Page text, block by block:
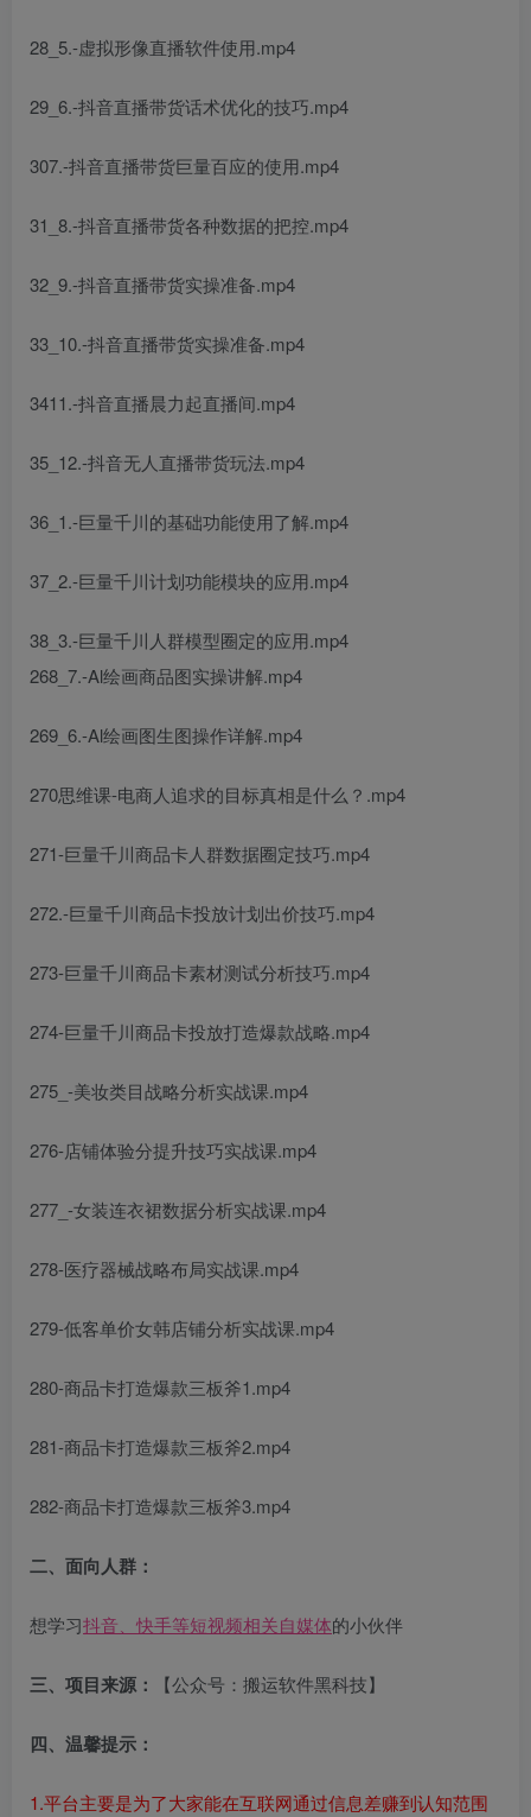
28_5.-虚拟形像直播软件使用.mp4
29_6.-抖音直播带货话术优化的技巧.mp4
307.-抖音直播带货巨量百应的使用.mp4
31_8.-抖音直播带货各种数据的把控.mp4
32_9.-抖音直播带货实操准备.mp4
33_10.-抖音直播带货实操准备.mp4
3411.-抖音直播晨力起直播间.mp4
35_12.-抖音无人直播带货玩法.mp4
36_1.-巨量千川的基础功能使用了解.mp4
37_2.-巨量千川计划功能模块的应用.mp4
38_3.-巨量千川人群模型圈定的应用.mp4
268_7.-Al绘画商品图实操讲解.mp4
269_6.-Al绘画图生图操作详解.mp4
270思维课-电商人追求的目标真相是什么？.mp4
271-巨量千川商品卡人群数据圈定技巧.mp4
272.-巨量千川商品卡投放计划出价技巧.mp4
273-巨量千川商品卡素材测试分析技巧.mp4
274-巨量千川商品卡投放打造爆款战略.mp4
275_-美妆类目战略分析实战课.mp4
276-店铺体验分提升技巧实战课.mp4
277_-女装连衣裙数据分析实战课.mp4
278-医疗器械战略布局实战课.mp4
279-低客单价女韩店铺分析实战课.mp4
280-商品卡打造爆款三板斧1.mp4
281-商品卡打造爆款三板斧2.mp4
282-商品卡打造爆款三板斧3.mp4
二、面向人群：
想学习抖音、快手等短视频相关自媒体的小伙伴
三、项目来源： 【公众号：搬运软件黑科技】
四、温馨提示：
1.平台主要是为了大家能在互联网通过信息差赚到认知范围